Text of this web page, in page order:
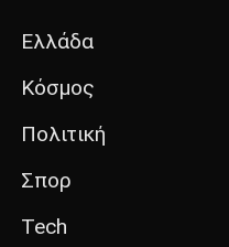
Ελλάδα
Κόσμος
Πολιτική
Σπορ
Tech